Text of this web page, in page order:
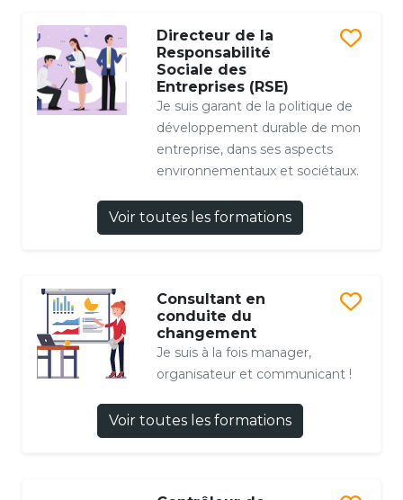
Directeur de la
Responsabilité
Sociale des
Entreprises (RSE)
Je suis garant de la politique de
développement durable de mon
entreprise, dans ses aspects
environnementaux et sociétaux.
Voir toutes les formations
Consultant en
conduite du
changement
Je suis à la fois manager,
organisateur et communicant !
Voir toutes les formations